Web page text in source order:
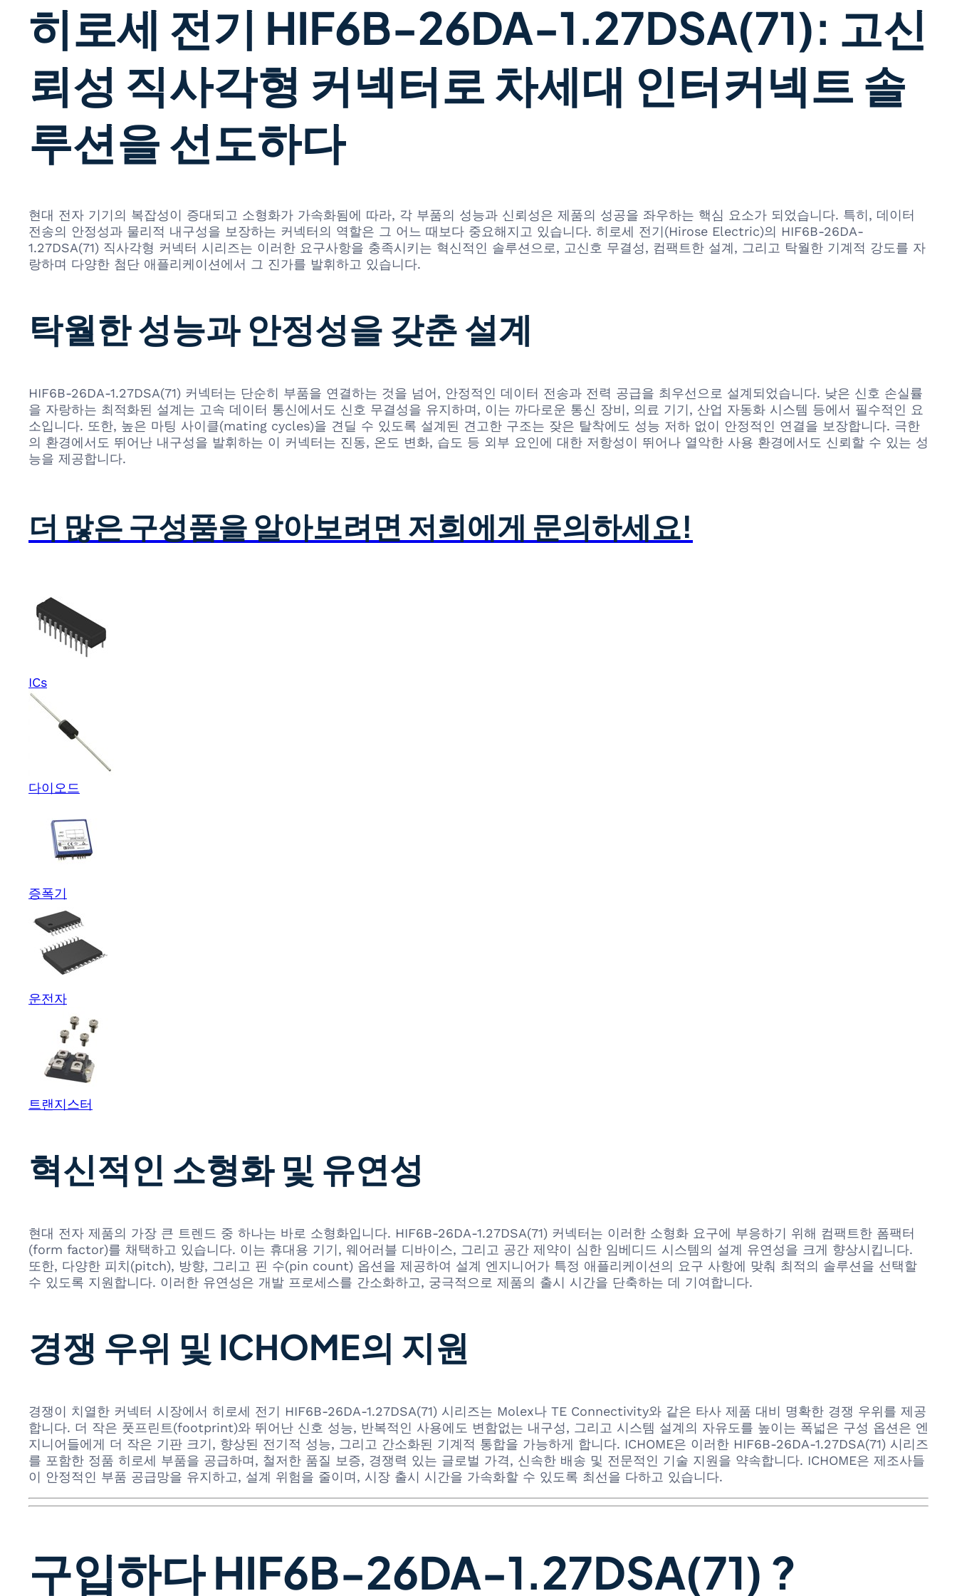
히로세 전기 HIF6B-26DA-1.27DSA(71): 고신
뢰성 직사각형 커넥터로 차세대 인터커넥트 솔
루션을 선도하다
현대 전자 기기의 복잡성이 증대되고 소형화가 가속화됨에 따라, 각 부품의 성능과 신뢰성은 제품의 성공을 좌우하는 핵심 요소가 되었습니다. 특히, 데이터
전송의 안정성과 물리적 내구성을 보장하는 커넥터의 역할은 그 어느 때보다 중요해지고 있습니다. 히로세 전기(Hirose Electric)의 HIF6B-26DA-
1.27DSA(71) 직사각형 커넥터 시리즈는 이러한 요구사항을 충족시키는 혁신적인 솔루션으로, 고신호 무결성, 컴팩트한 설계, 그리고 탁월한 기계적 강도를 자
랑하며 다양한 첨단 애플리케이션에서 그 진가를 발휘하고 있습니다.
탁월한 성능과 안정성을 갖춘 설계
HIF6B-26DA-1.27DSA(71) 커넥터는 단순히 부품을 연결하는 것을 넘어, 안정적인 데이터 전송과 전력 공급을 최우선으로 설계되었습니다. 낮은 신호 손실률
을 자랑하는 최적화된 설계는 고속 데이터 통신에서도 신호 무결성을 유지하며, 이는 까다로운 통신 장비, 의료 기기, 산업 자동화 시스템 등에서 필수적인 요
소입니다. 또한, 높은 마팅 사이클(mating cycles)을 견딜 수 있도록 설계된 견고한 구조는 잦은 탈착에도 성능 저하 없이 안정적인 연결을 보장합니다. 극한
의 환경에서도 뛰어난 내구성을 발휘하는 이 커넥터는 진동, 온도 변화, 습도 등 외부 요인에 대한 저항성이 뛰어나 열악한 사용 환경에서도 신뢰할 수 있는 성
능을 제공합니다.
더 많은 구성품을 알아보려면 저희에게 문의하세요!
ICs
다이오드
증폭기
운전자
트랜지스터
혁신적인 소형화 및 유연성
현대 전자 제품의 가장 큰 트렌드 중 하나는 바로 소형화입니다. HIF6B-26DA-1.27DSA(71) 커넥터는 이러한 소형화 요구에 부응하기 위해 컴팩트한 폼팩터
(form factor)를 채택하고 있습니다. 이는 휴대용 기기, 웨어러블 디바이스, 그리고 공간 제약이 심한 임베디드 시스템의 설계 유연성을 크게 향상시킵니다.
또한, 다양한 피치(pitch), 방향, 그리고 핀 수(pin count) 옵션을 제공하여 설계 엔지니어가 특정 애플리케이션의 요구 사항에 맞춰 최적의 솔루션을 선택할
수 있도록 지원합니다. 이러한 유연성은 개발 프로세스를 간소화하고, 궁극적으로 제품의 출시 시간을 단축하는 데 기여합니다.
경쟁 우위 및 ICHOME의 지원
경쟁이 치열한 커넥터 시장에서 히로세 전기 HIF6B-26DA-1.27DSA(71) 시리즈는 Molex나 TE Connectivity와 같은 타사 제품 대비 명확한 경쟁 우위를 제공
합니다. 더 작은 풋프린트(footprint)와 뛰어난 신호 성능, 반복적인 사용에도 변함없는 내구성, 그리고 시스템 설계의 자유도를 높이는 폭넓은 구성 옵션은 엔
지니어들에게 더 작은 기판 크기, 향상된 전기적 성능, 그리고 간소화된 기계적 통합을 가능하게 합니다. ICHOME은 이러한 HIF6B-26DA-1.27DSA(71) 시리즈
를 포함한 정품 히로세 부품을 공급하며, 철저한 품질 보증, 경쟁력 있는 글로벌 가격, 신속한 배송 및 전문적인 기술 지원을 약속합니다. ICHOME은 제조사들
이 안정적인 부품 공급망을 유지하고, 설계 위험을 줄이며, 시장 출시 시간을 가속화할 수 있도록 최선을 다하고 있습니다.
구입하다 HIF6B-26DA-1.27DSA(71) ?